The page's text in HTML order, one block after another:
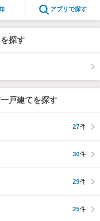
アプリで探す
探す
戸建てを探す
27件
30件
29件
25件